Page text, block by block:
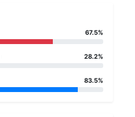
67.5%
28.2%
83.5%